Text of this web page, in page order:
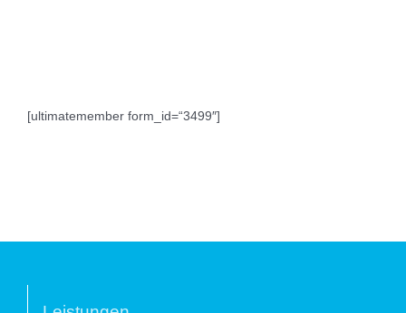
[ultimatemember form_id=“3499″]